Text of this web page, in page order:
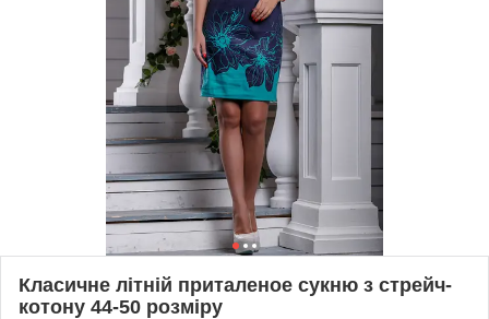
Класичне літній приталеное сукню з стрейч-
котону 44-50 розміру